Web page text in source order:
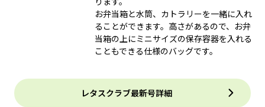
お弁当箱と水筒、カトラリーを一緒に入れ
ることができます。高さがあるので、お弁
当箱の上にミニサイズの保存容器を入れる
こともできる仕様のバッグです。
レタスクラブ最新号詳細